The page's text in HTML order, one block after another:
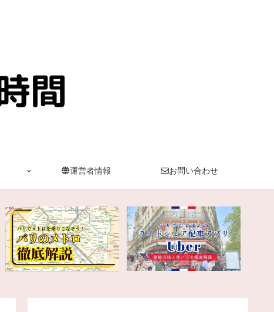
運営者情報 お問い合わせ